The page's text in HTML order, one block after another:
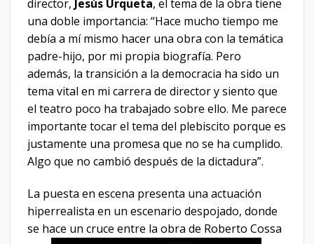
director, Jesús Urqueta, el tema de la obra tiene
una doble importancia: “Hace mucho tiempo me
debía a mí mismo hacer una obra con la temática
padre-hijo, por mi propia biografía. Pero
además, la transición a la democracia ha sido un
tema vital en mi carrera de director y siento que
el teatro poco ha trabajado sobre ello. Me parece
importante tocar el tema del plebiscito porque es
justamente una promesa que no se ha cumplido.
Algo que no cambió después de la dictadura”.
La puesta en escena presenta una actuación
hiperrealista en un escenario despojado, donde
se hace un cruce entre la obra de Roberto Cossa